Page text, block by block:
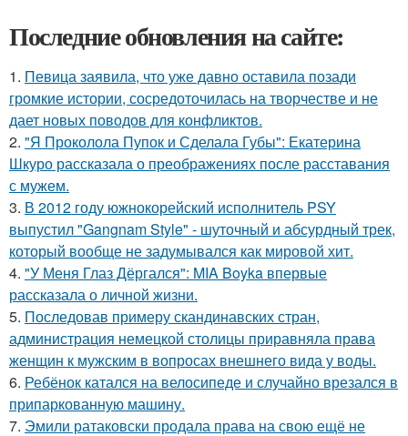
Последние обновления на сайте:
1. Певица заявила, что уже давно оставила позади
громкие истории, сосредоточилась на творчестве и не
дает новых поводов для конфликтов.
2. "Я Проколола Пупок и Сделала Губы": Екатерина
Шкуро рассказала о преображениях после расставания
с мужем.
3. В 2012 году южнокорейский исполнитель PSY
выпустил "Gangnam Style" - шуточный и абсурдный трек,
который вообще не задумывался как мировой хит.
4. "У Меня Глаз Дёргался": MIA Boyka впервые
рассказала о личной жизни.
5. Последовав примеру скандинавских стран,
администрация немецкой столицы приравняла права
женщин к мужским в вопросах внешнего вида у воды.
6. Ребёнок катался на велосипеде и случайно врезался в
припаркованную машину.
7. Эмили ратаковски продала права на свою ещё не